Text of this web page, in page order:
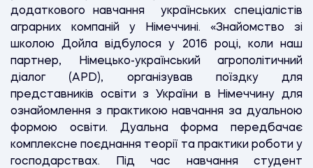
додаткового навчання українських спеціалістів
аграрних компаній у Німеччині. «Знайомство зі
школою Дойла відбулося у 2016 році, коли наш
партнер, Німецько-український агрополітичний
діалог (APD), організував поїздку для
представників освіти з України в Німеччину для
ознайомлення з практикою навчання за дуальною
формою освіти. Дуальна форма передбачає
комплексне поєднання теорії та практики роботи у
господарствах. Під час навчання студент